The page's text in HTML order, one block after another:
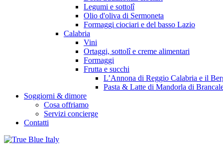
Legumi e sottolî
Olio d'oliva di Sermoneta
Formaggi ciociari e del basso Lazio
Calabria
Vini
Ortaggi, sottolî e creme alimentari
Formaggi
Frutta e succhi
L’Annona di Reggio Calabria e il
Pasta & Latte di Mandorla di
Soggiorni & dimore
Cosa offriamo
Servizi concierge
Contatti